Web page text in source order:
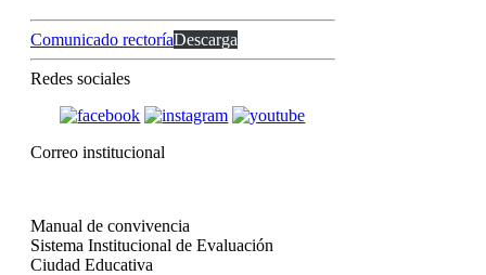
Comunicado rectoríaDescarga
Redes sociales
Correo institucional
Manual de convivencia
Sistema Institucional de Evaluación
Ciudad Educativa